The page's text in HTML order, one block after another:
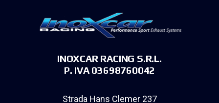
INOXCAR RACING S.R.L.
P. IVA 03698760042
Strada Hans Clemer 237